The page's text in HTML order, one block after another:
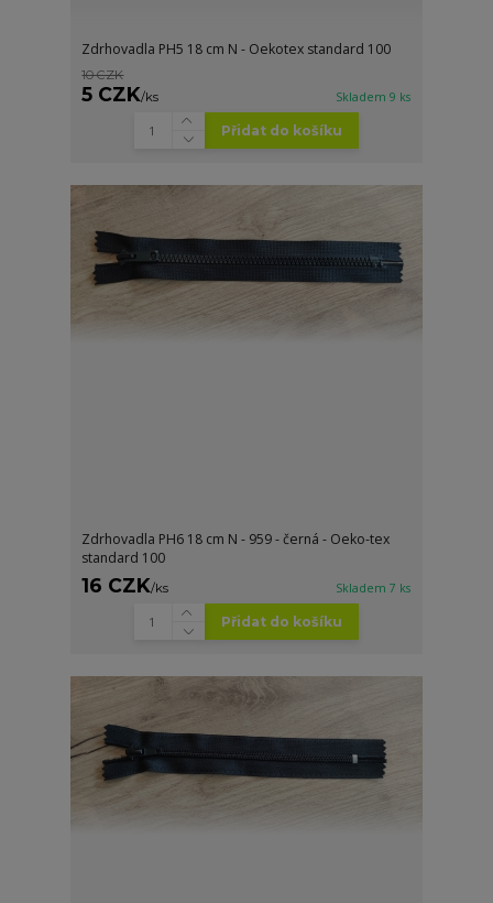
Zdrhovadla PH5 18 cm N - Oekotex standard 100
10 CZK
5 CZK/ks Skladem 9 ks
Přidat do košíku
Zdrhovadla PH6 18 cm N - 959 - černá - Oeko-tex
standard 100
16 CZK/ks Skladem 7 ks
Přidat do košíku